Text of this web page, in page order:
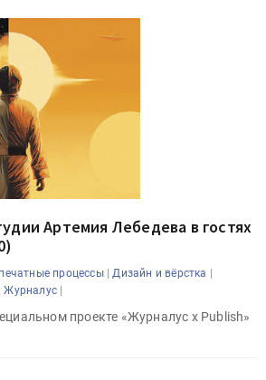
Артемия Лебедева в гостях
процессы| Дизайн и вёрстка |
Журналус |
проекте «Журналус x Publish»